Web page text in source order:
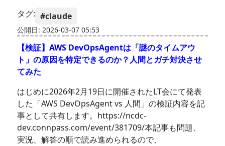
タグ: #claude
公開日: 2026-03-07 05:53
【検証】AWS DevOpsAgentは「謎のタイムアウ
ト」の原因を特定できるのか？人間とガチ対決させ
てみた
はじめに2026年2月19日に開催されたLT会にて発表
した「AWS DevOpsAgent vs 人間」の検証内容を記
事として共有します。https://ncdc-
dev.connpass.com/event/381709/本記事も問題、
実況、解答の順で読み進められるので、